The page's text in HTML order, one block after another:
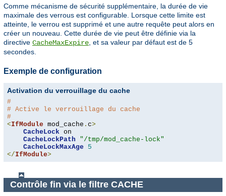
Comme mécanisme de sécurité supplémentaire, la durée de vie
maximale des verrous est configurable. Lorsque cette limite est
atteinte, le verrou est supprimé et une autre requête peut alors en
créer un nouveau. Cette durée de vie peut être définie via la
directive CacheMaxExpire , et sa valeur par défaut est de 5
secondes.
Exemple de configuration
Activation du verrouillage du cache
#
# Active le verrouillage du cache
#
<IfModule mod_cache . c>
CacheLock on
CacheLockPath
"/tmp/mod_cache-lock"
CacheLockMaxAge
5
</IfModule>
Contrôle fin via le filtre CACHE